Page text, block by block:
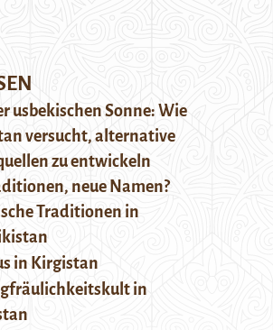
usbekischen Sonne: Wie
versucht, alternative
zu entwickeln
neue Namen?
Traditionen in
in Kirgistan
in